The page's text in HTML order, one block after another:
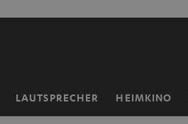
LAUTSPRECHER HEIMKINO
Startseite